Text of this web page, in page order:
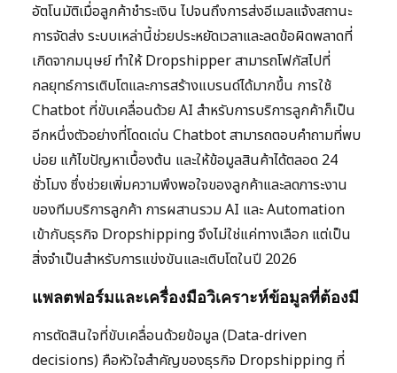
อัตโนมัติเมื่อลูกค้าชำระเงิน ไปจนถึงการส่งอีเมลแจ้งสถานะ
การจัดส่ง ระบบเหล่านี้ช่วยประหยัดเวลาและลดข้อผิดพลาดที่
เกิดจากมนุษย์ ทำให้ Dropshipper สามารถโฟกัสไปที่
กลยุทธ์การเติบโตและการสร้างแบรนด์ได้มากขึ้น การใช้
Chatbot ที่ขับเคลื่อนด้วย AI สำหรับการบริการลูกค้าก็เป็น
อีกหนึ่งตัวอย่างที่โดดเด่น Chatbot สามารถตอบคำถามที่พบ
บ่อย แก้ไขปัญหาเบื้องต้น และให้ข้อมูลสินค้าได้ตลอด 24
ชั่วโมง ซึ่งช่วยเพิ่มความพึงพอใจของลูกค้าและลดภาระงาน
ของทีมบริการลูกค้า การผสานรวม AI และ Automation
เข้ากับธุรกิจ Dropshipping จึงไม่ใช่แค่ทางเลือก แต่เป็น
สิ่งจำเป็นสำหรับการแข่งขันและเติบโตในปี 2026
แพลตฟอร์มและเครื่องมือวิเคราะห์ข้อมูลที่ต้องมี
การตัดสินใจที่ขับเคลื่อนด้วยข้อมูล (Data-driven
decisions) คือหัวใจสำคัญของธุรกิจ Dropshipping ที่